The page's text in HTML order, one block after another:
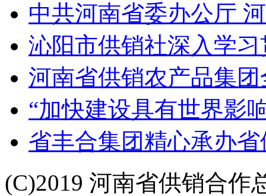
中共河南省委办公厅
沁阳市供销社深入学
河南省供销农产品集团
“加快建设具有世界影
省丰合集团精心承办
(C)2019 河南省供销合作